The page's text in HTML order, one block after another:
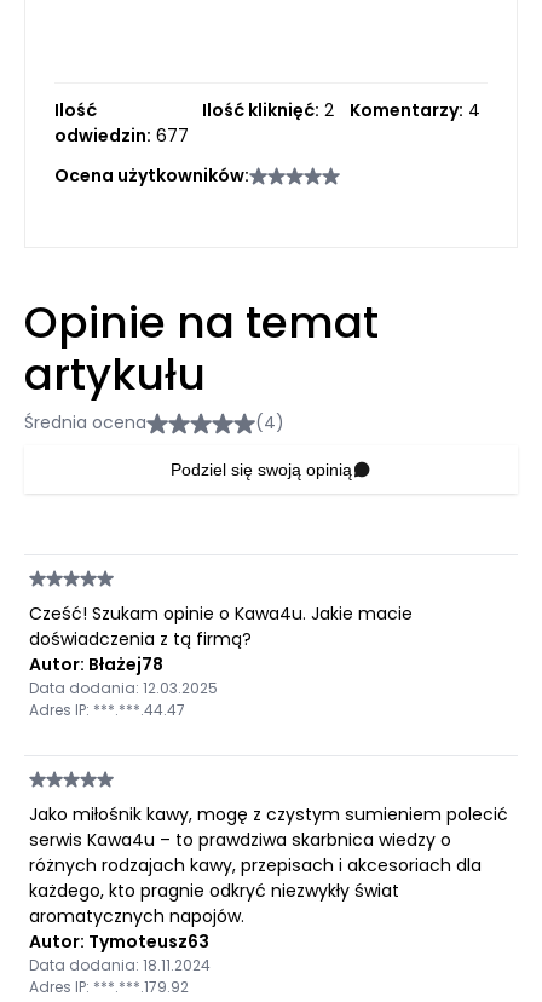
Ilość
odwiedzin: 677
Ilość kliknięć: 2 Komentarzy: 4
Ocena użytkowników:
Opinie na temat
artykułu
Średnia ocena (4)
Podziel się swoją opinią
Cześć! Szukam opinie o Kawa4u. Jakie macie
doświadczenia z tą firmą?
Autor: Błażej78
Data dodania: 12.03.2025
Adres IP: ***.***.44.47
Jako miłośnik kawy, mogę z czystym sumieniem polecić
serwis Kawa4u – to prawdziwa skarbnica wiedzy o
różnych rodzajach kawy, przepisach i akcesoriach dla
każdego, kto pragnie odkryć niezwykły świat
aromatycznych napojów.
Autor: Tymoteusz63
Data dodania: 18.11.2024
Adres IP: ***.***.179.92